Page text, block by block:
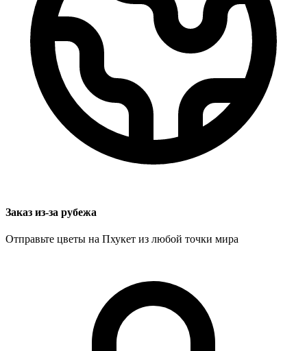
Заказ из-за рубежа
Отправьте цветы на Пхукет из любой точки мира